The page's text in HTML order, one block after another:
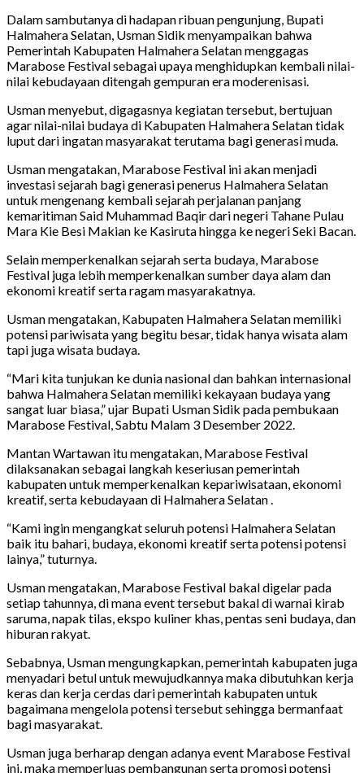
Dalam sambutanya di hadapan ribuan pengunjung, Bupati
Halmahera Selatan, Usman Sidik menyampaikan bahwa
Pemerintah Kabupaten Halmahera Selatan menggagas
Marabose Festival sebagai upaya menghidupkan kembali nilai-
nilai kebudayaan ditengah gempuran era moderenisasi.
Usman menyebut, digagasnya kegiatan tersebut, bertujuan
agar nilai-nilai budaya di Kabupaten Halmahera Selatan tidak
luput dari ingatan masyarakat terutama bagi generasi muda.
Usman mengatakan, Marabose Festival ini akan menjadi
investasi sejarah bagi generasi penerus Halmahera Selatan
untuk mengenang kembali sejarah perjalanan panjang
kemaritiman Said Muhammad Baqir dari negeri Tahane Pulau
Mara Kie Besi Makian ke Kasiruta hingga ke negeri Seki Bacan.
Selain memperkenalkan sejarah serta budaya, Marabose
Festival juga lebih memperkenalkan sumber daya alam dan
ekonomi kreatif serta ragam masyarakatnya.
Usman mengatakan, Kabupaten Halmahera Selatan memiliki
potensi pariwisata yang begitu besar, tidak hanya wisata alam
tapi juga wisata budaya.
“Mari kita tunjukan ke dunia nasional dan bahkan internasional
bahwa Halmahera Selatan memiliki kekayaan budaya yang
sangat luar biasa,” ujar Bupati Usman Sidik pada pembukaan
Marabose Festival, Sabtu Malam 3 Desember 2022.
Mantan Wartawan itu mengatakan, Marabose Festival
dilaksanakan sebagai langkah keseriusan pemerintah
kabupaten untuk memperkenalkan kepariwisataan, ekonomi
kreatif, serta kebudayaan di Halmahera Selatan .
“Kami ingin mengangkat seluruh potensi Halmahera Selatan
baik itu bahari, budaya, ekonomi kreatif serta potensi potensi
lainya,” tuturnya.
Usman mengatakan, Marabose Festival bakal digelar pada
setiap tahunnya, di mana event tersebut bakal di warnai kirab
saruma, napak tilas, ekspo kuliner khas, pentas seni budaya, dan
hiburan rakyat.
Sebabnya, Usman mengungkapkan, pemerintah kabupaten juga
menyadari betul untuk mewujudkannya maka dibutuhkan kerja
keras dan kerja cerdas dari pemerintah kabupaten untuk
bagaimana mengelola potensi tersebut sehingga bermanfaat
bagi masyarakat.
Usman juga berharap dengan adanya event Marabose Festival
ini, maka memperluas pembangunan serta promosi potensi